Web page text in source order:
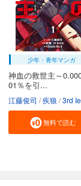
少年・青年マンガ
神血の救世主～
01％を引...
江藤俊司 疾狼 3rd Ie
無料で読む